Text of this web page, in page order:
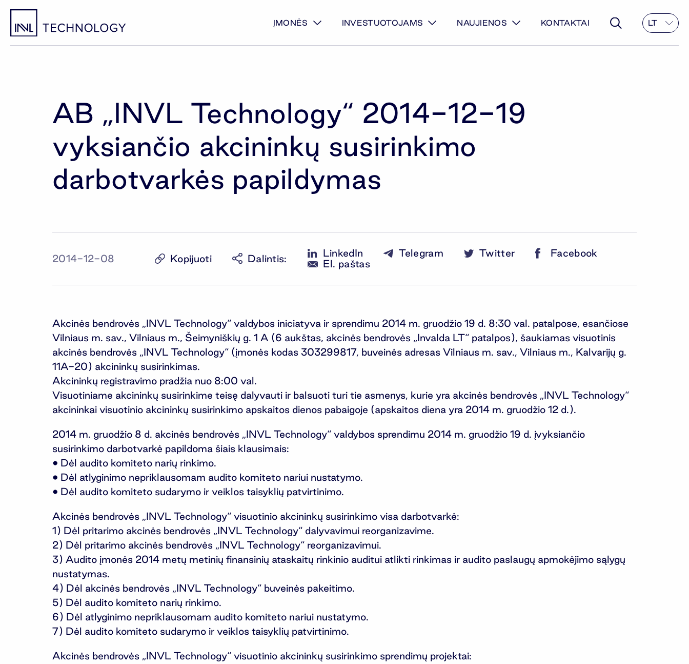
ĮMONĖS INVESTUOTOJAMS NAUJIENOS KONTAKTAI LT
AB „INVL Technology“ 2014-12-19
vyksiančio akcininkų susirinkimo
darbotvarkės papildymas
2014-12-08 Kopijuoti Dalintis: LinkedIn Telegram Twitter
Facebook
El. paštas
Akcinės bendrovės „INVL Technology“ valdybos iniciatyva ir sprendimu 2014 m. gruodžio 19 d. 8:30 val. patalpose, esančiose
Vilniaus m. sav., Vilniaus m., Šeimyniškių g. 1 A (6 aukštas, akcinės bendrovės „Invalda LT“ patalpos), šaukiamas visuotinis
akcinės bendrovės „INVL Technology“ (įmonės kodas 303299817, buveinės adresas Vilniaus m. sav., Vilniaus m., Kalvarijų g.
11A-20) akcininkų susirinkimas.
Akcininkų registravimo pradžia nuo 8:00 val.
Visuotiniame akcininkų susirinkime teisę dalyvauti ir balsuoti turi tie asmenys, kurie yra akcinės bendrovės „INVL Technology“
akcininkai visuotinio akcininkų susirinkimo apskaitos dienos pabaigoje (apskaitos diena yra 2014 m. gruodžio 12 d.).
2014 m. gruodžio 8 d. akcinės bendrovės „INVL Technology“ valdybos sprendimu 2014 m. gruodžio 19 d. įvyksiančio
susirinkimo darbotvarkė papildoma šiais klausimais:
• Dėl audito komiteto narių rinkimo.
• Dėl atlyginimo nepriklausomam audito komiteto nariui nustatymo.
• Dėl audito komiteto sudarymo ir veiklos taisyklių patvirtinimo.
Akcinės bendrovės „INVL Technology“ visuotinio akcininkų susirinkimo visa darbotvarkė:
1) Dėl pritarimo akcinės bendrovės „INVL Technology“ dalyvavimui reorganizavime.
2) Dėl pritarimo akcinės bendrovės „INVL Technology“ reorganizavimui.
3) Audito įmonės 2014 metų metinių finansinių ataskaitų rinkinio auditui atlikti rinkimas ir audito paslaugų apmokėjimo sąlygų
nustatymas.
4) Dėl akcinės bendrovės „INVL Technology“ buveinės pakeitimo.
5) Dėl audito komiteto narių rinkimo.
6) Dėl atlyginimo nepriklausomam audito komiteto nariui nustatymo.
7) Dėl audito komiteto sudarymo ir veiklos taisyklių patvirtinimo.
Akcinės bendrovės „INVL Technology“ visuotinio akcininkų susirinkimo sprendimų projektai: